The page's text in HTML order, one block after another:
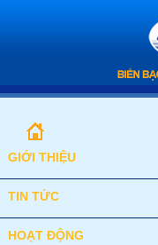
GIỚI THIỆU
TIN TỨC
HOẠT ĐỘNG